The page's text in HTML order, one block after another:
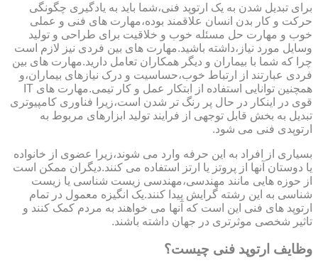
برای تبدیل شدن به یک ارتوپد فنی،شما باید به یادگیری چگونگی
حرکت و کار بدن انسان علاقمند بوده،مهارت های فنی و عملی
خوب و مهارت حل مسئله خوب و خلاقیت برای طراحی و تولید
وسایل مورد نیاز،داشته باشید.مهارت های بین فردی نیز لازم است
چرا که شما با بیماران و دیگر همکاران تعامل دارید.مهارت های بین
فردی عبارتند از ارتباط خوب،حساسیت و درک نیازهای بیماران،و
همچنین توانایی استفاده از ابتکار عمل و کار تیمی.مهارت های IT
قوی در اینکار در حال پر رنگ تر شدن است،زیرا فناوری کامپیوتری
تبدیل به بخش قابل توجهی از فرایند تولید ابزارهای مربوط به
ارتوپدی فنی می شود.
بسیاری از افراد به این حرفه وارد می شوند،زیرا عضوی از خانواده
یا دوستان آنها از پروتز یا ارتز استفاده می کنند.دیگران ممکن است
از حوزه هایی مانند مهندسی،مهندسی زیست شناسی یا زیست
شناسی به این رشته گرایش پیدا کنند.یک انگیزه معمول در تمام
ارتوپد های فنی این است که آنها می خواهند به مردم کمک کنند و
تاثیر شخصی موثرتری در جهان داشته باشند.
وظایف ارتوپد فنی چیست؟